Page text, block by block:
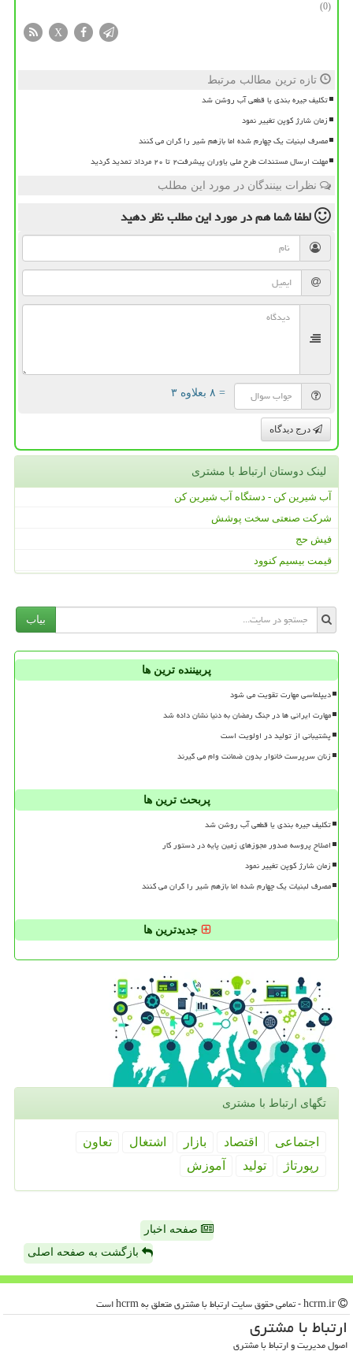
(0)
X
تازه ترین مطالب مرتبط
تکلیف جیره بندی یا قطعی آب روشن شد
زمان شارژ کوپن تغییر نمود
مصرف لبنیات یک چهارم شده اما بازهم شیر را گران می کنند
مهلت ارسال مستندات طرح ملی یاوران پیشرفت۲ تا ۲۰ مرداد تمدید گردید
نظرات بینندگان در مورد این مطلب
لطفا شما همدر مورد این مطلبنظر دهید
= ۸ بعلاوه ۳
درج دیدگاه
لینک دوستان ارتباط با مشتری
آب شیرین کن - دستگاه آب شیرین کن
شرکت صنعتی سخت پوشش
فیش حج
قیمت بیسیم کنوود
بیاب
پربیننده ترین ها
دیپلماسی مهارت تقویت می شود
مهارت ایرانی ها در جنگ رمضان به دنیا نشان داده شد
پشتیبانی از تولید در اولویت است
زنان سرپرست خانوار بدون ضمانت وام می گیرند
پربحث ترین ها
تکلیف جیره بندی یا قطعی آب روشن شد
اصلاح پروسه صدور مجوزهای زمین پایه در دستور کار
زمان شارژ کوپن تغییر نمود
مصرف لبنیات یک چهارم شده اما بازهم شیر را گران می کنند
جدیدترین ها
تگهای ارتباط با مشتری
اجتماعی اقتصاد بازار اشتغال
تعاون
رپورتاژ
تولید آموزش
صفحه اخبار
بازگشت به صفحه اصلی
ارتباط با مشتری
اصول مدیریت و ارتباط با مشتری